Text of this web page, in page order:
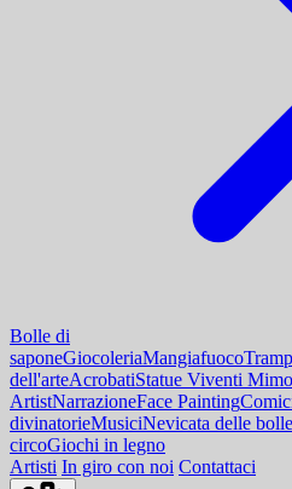
Bolle di
saponeGiocoleriaMangiafuoco
dell'arteAcrobatiStatue Viventi Mimo
ArtistNarrazioneFace Painting
divinatorieMusiciNevicata delle
circoGiochi in legno
Artisti In giro con noi Contattaci